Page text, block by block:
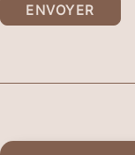
ENVOYER